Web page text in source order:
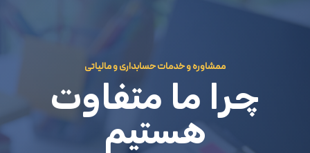
ممشاوره و خدمات حسابداری و مالیاتی
چرا ما متفاوت
هستیم